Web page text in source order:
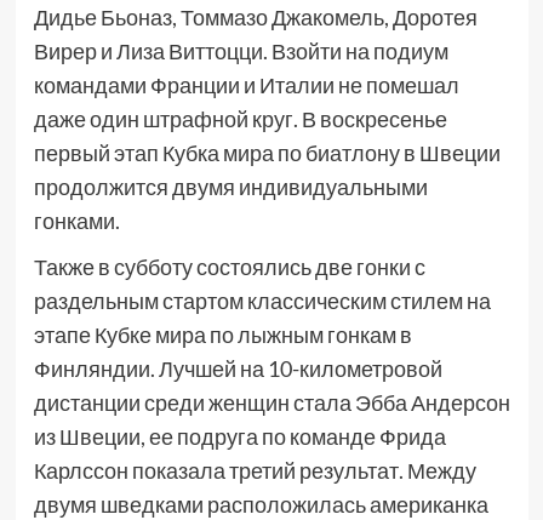
Дидье Бьоназ, Томмазо Джакомель, Доротея
Вирер и Лиза Виттоцци. Взойти на подиум
командами Франции и Италии не помешал
даже один штрафной круг. В воскресенье
первый этап Кубка мира по биатлону в Швеции
продолжится двумя индивидуальными
гонками.
Также в субботу состоялись две гонки с
раздельным стартом классическим стилем на
этапе Кубке мира по лыжным гонкам в
Финляндии. Лучшей на 10-километровой
дистанции среди женщин стала Эбба Андерсон
из Швеции, ее подруга по команде Фрида
Карлссон показала третий результат. Между
двумя шведками расположилась американка